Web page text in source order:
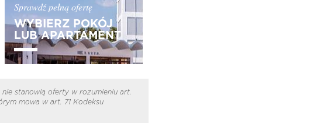
Sprawdź pełną ofertę
WYBIERZ POKÓJ
LUB APARTAMENT
stanowią oferty w rozumieniu art.
mowa w art. 71 Kodeksu